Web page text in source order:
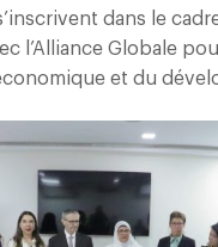
dans le
l’Alliance Globale
et du